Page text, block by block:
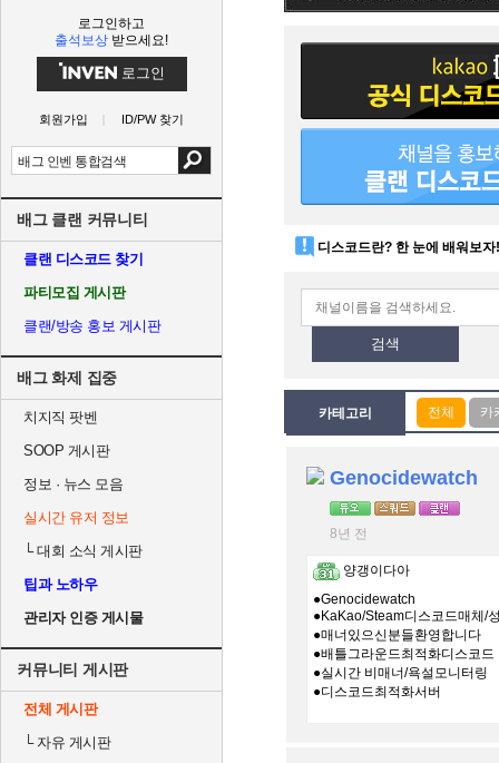
로그인하고
출석보상 받으세요!
로그인
회원가입 ID/PW 찾기
배그 클랜 커뮤니티
클랜 디스코드 찾기
파티모집 게시판
클랜/방송 홍보 게시판
배그 화제 집중
치지직 팟벤
SOOP 게시판
정보 · 뉴스 모음
실시간 유저 정보
└대회 소식 게시판
팁과 노하우
관리자 인증 게시물
커뮤니티 게시판
전체 게시판
└자유 게시판
디스코드란? 한 눈에 배워보자!
검색
카테고리
Genocidewatch
8년 전
양갱이다아
●Genocidewatch
●KaKao/Steam디스코드매체/
●매너있으신분들환영합니다
●배틀그라운드최적화디스코드
●실시간 비매너/욕설모니터링
●디스코드최적화서버